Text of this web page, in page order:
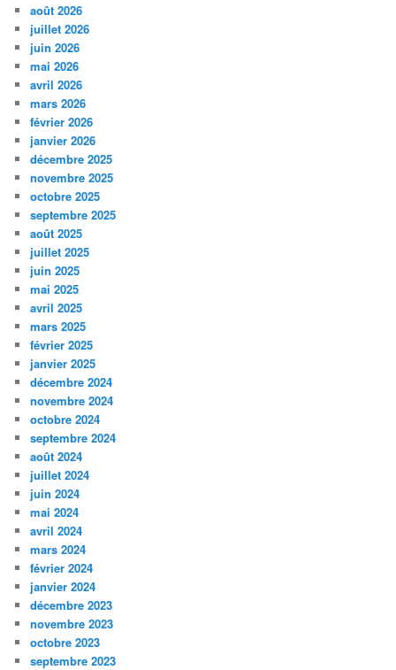
août 2026
juillet 2026
juin 2026
mai 2026
avril 2026
mars 2026
février 2026
janvier 2026
décembre 2025
novembre 2025
octobre 2025
septembre 2025
août 2025
juillet 2025
juin 2025
mai 2025
avril 2025
mars 2025
février 2025
janvier 2025
décembre 2024
novembre 2024
octobre 2024
septembre 2024
août 2024
juillet 2024
juin 2024
mai 2024
avril 2024
mars 2024
février 2024
janvier 2024
décembre 2023
novembre 2023
octobre 2023
septembre 2023